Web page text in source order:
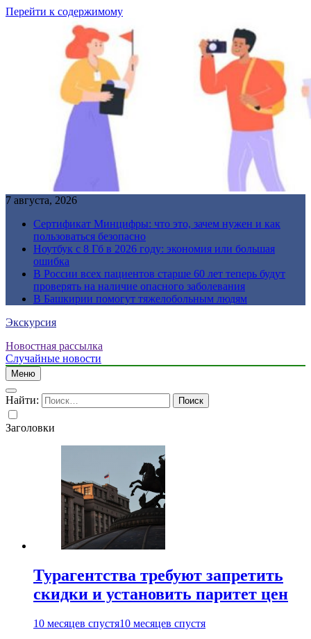
Перейти к содержимому
7 августа, 2026
Сертификат Минцифры: что это, зачем нужен и как
пользоваться безопасно
Ноутбук с 8 Гб в 2026 году: экономия или большая
ошибка
В России всех пациентов старше 60 лет теперь будут
проверять на наличие опасного заболевания
В Башкирии помогут тяжелобольным людям
Экскурсия
Новостная рассылка
Случайные новости
Меню
Найти:
Заголовки
Турагентства требуют запретить
скидки и установить паритет цен
10 месяцев спустя10 месяцев спустя